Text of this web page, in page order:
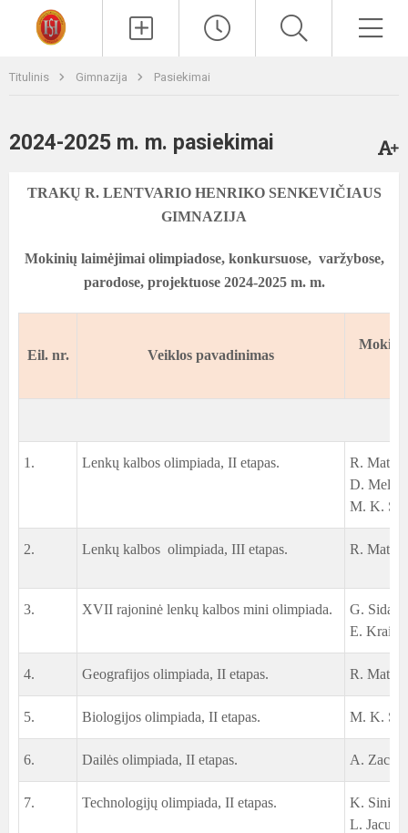
Titulinis Gimnazija Pasiekimai
2024-2025 m. m. pasiekimai
TRAKŲ R. LENTVARIO HENRIKO SENKEVIČIAUS
GIMNAZIJA
Mokinių laimėjimai olimpiadose, konkursuose, varžybose,
parodose, projektuose 2024-2025 m. m.
Eil. nr. Veiklos pavadinimas
1. Lenkų kalbos olimpiada, II etapas.
R.
D.
M. K.
2. Lenkų kalbos olimpiada, III etapas. R.
3. XVII rajoninė lenkų kalbos mini olimpiada.
G.
E.
4. Geografijos olimpiada, II etapas. R.
5. Biologijos olimpiada, II etapas. M. K.
6. Dailės olimpiada, II etapas. A.
7. Technologijų olimpiada, II etapas.
K.
L.